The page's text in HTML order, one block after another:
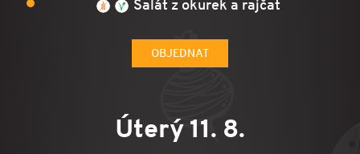
Salát z okurek a rajčat
OBJEDNAT
Úterý 11. 8.